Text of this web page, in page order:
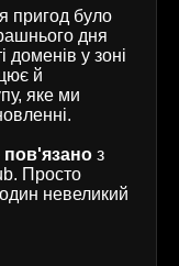
пригод було
дня
доменів у зоні
й
яке ми
з
Просто
невеликий